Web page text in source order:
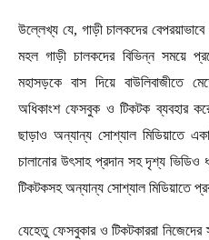
উল্লেখ্য যে, গাড়ী চালকদের বেপরয়াভাবে
মহল গাড়ী চালকদের বিভিন্ন সময়ে
মহাসড়কে বাস দিয়ে বাউলিবাজীতে
অধিকাংশ ফেসবুক ও টিকটক ব্যবহার
ছাড়াও অন্যান্য সোশ্যাল মিডিয়াতে
চালানোর উৎসাহ প্রদান সহ দৃশ্য
টিকটকসহ অন্যান্য সোশ্যাল মিডিয়াতে
যেহেতু ফেসবুকার ও টিকটকাররা নিজেদের